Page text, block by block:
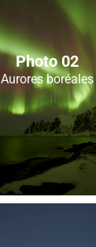
Photo 02
Aurores boréales